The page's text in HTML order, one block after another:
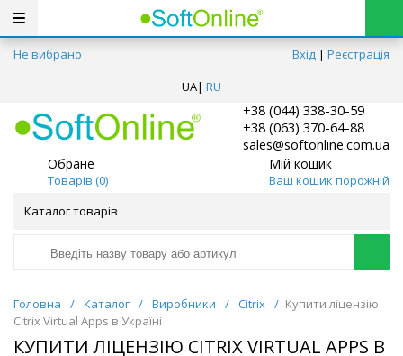
Не вибрано Вхід | Реєстрація
UA| RU
+38 (044) 338-30-59
+38 (063) 370-64-88
sales@softonline.com.ua
Обране
Товарів (0)
Мій кошик
Ваш кошик порожній
Каталог товарів
Головна / Каталог / Виробники / Citrix / Купити ліцензію
Citrix Virtual Apps в Україні
КУПИТИ ЛІЦЕНЗІЮ CITRIX VIRTUAL APPS В